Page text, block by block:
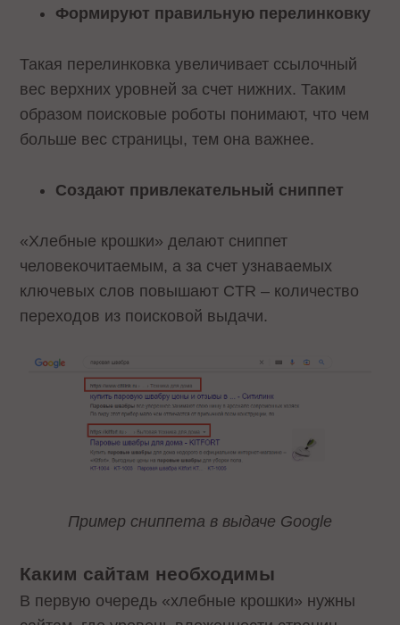
Формируют правильную перелинковку
Такая перелинковка увеличивает ссылочный
вес верхних уровней за счет нижних. Таким
образом поисковые роботы понимают, что чем
больше вес страницы, тем она важнее.
Создают привлекательный сниппет
«Хлебные крошки» делают сниппет
человекочитаемым, а за счет узнаваемых
ключевых слов повышают CTR – количество
переходов из поисковой выдачи.
Пример сниппета в выдаче Google
Каким сайтам необходимы
В первую очередь «хлебные крошки» нужны